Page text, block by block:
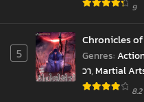
Chapter 133
May 7, 2025
Chapter 132
9
5
Chronicles
Genres:
วา,Martial
Supernatural เ
8.2